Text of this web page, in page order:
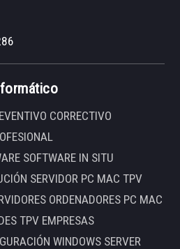
CORRECTIVO
SOFTWARE IN SITU
SERVIDOR PC MAC TPV
ORDENADORES PC MAC
TPV EMPRESAS
WINDOWS SERVER